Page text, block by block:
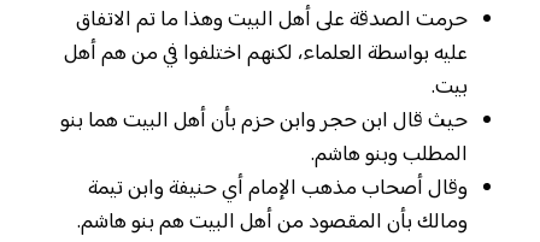
حرمت الصدقة على أهل البيت وهذا ما تم الاتفاق
عليه بواسطة العلماء، لكنهم اختلفوا في من هم أهل
بيت.
حيث قال ابن حجر وابن حزم بأن أهل البيت هما بنو
المطلب وبنو هاشم.
وقال أصحاب مذهب الإمام أي حنيفة وابن تيمة
ومالك بأن المقصود من أهل البيت هم بنو هاشم.